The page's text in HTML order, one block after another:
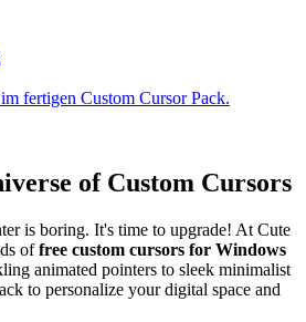
fertigen Custom Cursor Pack.
of Custom Cursors
is boring. It's time to upgrade! At Cute
offree custom cursors for Windows
animated pointers to sleek minimalist
to personalize your digital space and